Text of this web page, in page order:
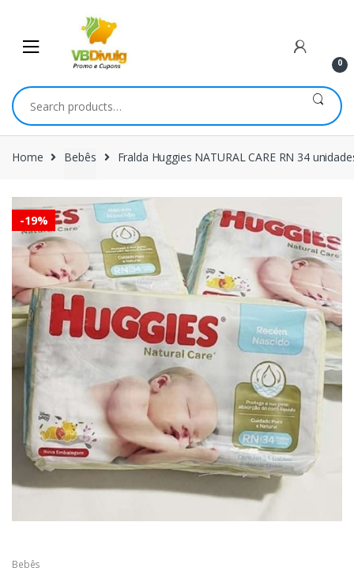
navigation
content
0
Search
for:
Home Bebês Fralda Huggies NATURAL CARE RN 34
-19%
Bebês